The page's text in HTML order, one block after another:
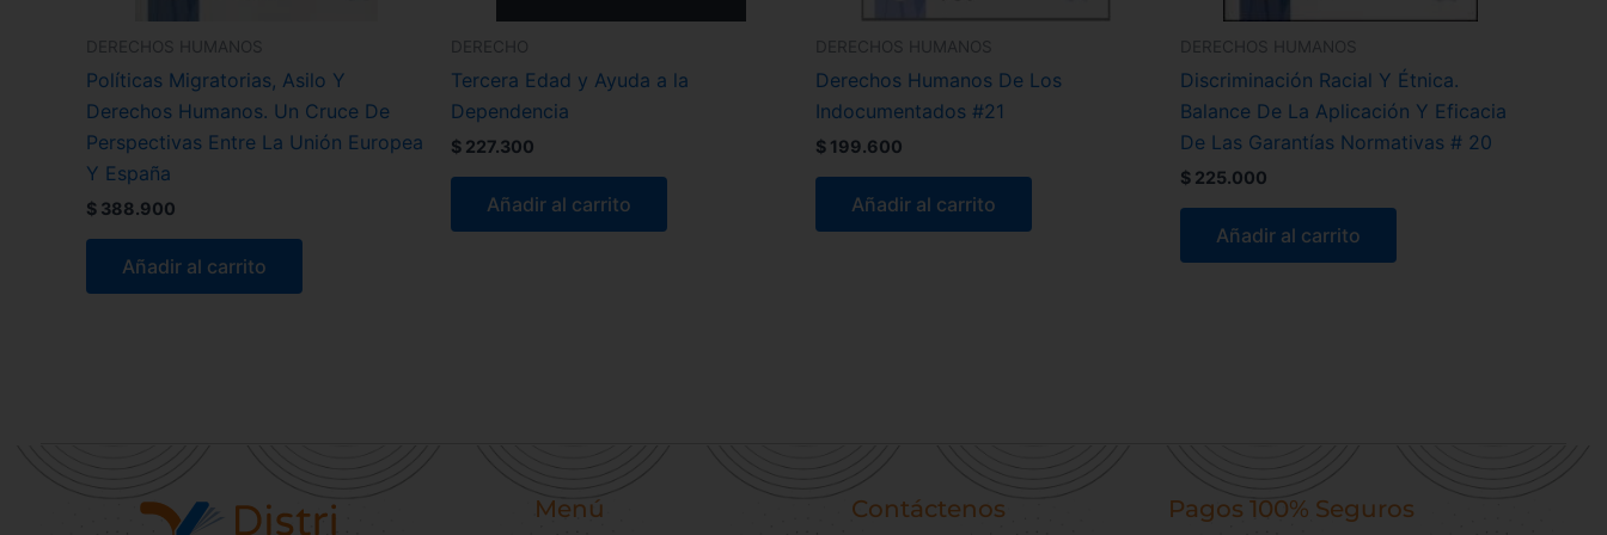
DERECHOS HUMANOS
Políticas Migratorias, Asilo Y
Derechos Humanos. Un Cruce De
Perspectivas Entre La Unión Europea
Y España
$ 388.900
Añadir al carrito
DERECHO
Tercera Edad y Ayuda a la
Dependencia
$ 227.300
Añadir al carrito
DERECHOS HUMANOS
Derechos Humanos De Los
Indocumentados #21
$ 199.600
Añadir al carrito
DERECHOS HUMANOS
Discriminación Racial Y Étnica.
Balance De La Aplicación Y Eficacia
De Las Garantías Normativas # 20
$ 225.000
Añadir al carrito
Menú Contáctenos Pagos 100% Seguros